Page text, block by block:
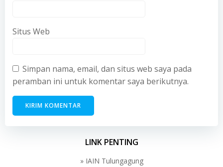
Situs Web
Simpan nama, email, dan situs web saya pada
peramban ini untuk komentar saya berikutnya.
LINK PENTING
» IAIN Tulungagung